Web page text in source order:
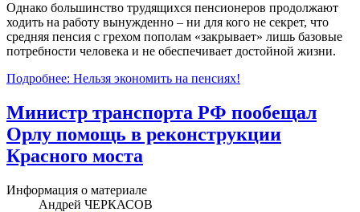
Однако большинство трудящихся пенсионеров продолжают
ходить на работу вынужденно – ни для кого не секрет, что
средняя пенсия с грехом пополам «закрывает» лишь базовые
потребности человека и не обеспечивает достойной жизни.
Подробнее: Нельзя экономить на пенсиях!
Министр транспорта РФ пообещал
Орлу помощь в реконструкции
Красного моста
Информация о материале
Андрей ЧЕРКАСОВ